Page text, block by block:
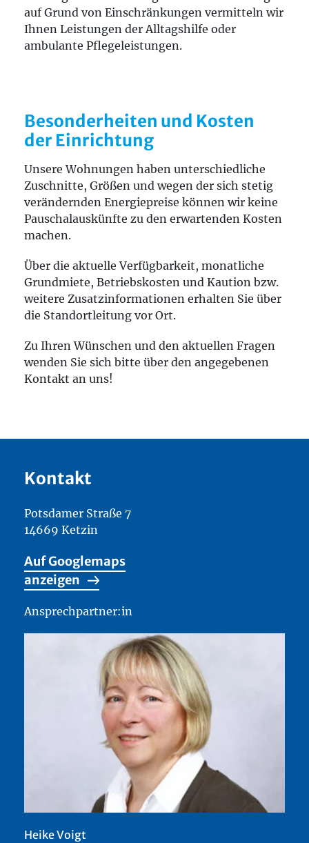
auf Grund von Einschränkungen vermitteln wir
Ihnen Leistungen der Alltagshilfe oder
ambulante Pflegeleistungen.
Besonderheiten und Kosten
der Einrichtung
Unsere Wohnungen haben unterschiedliche
Zuschnitte, Größen und wegen der sich stetig
verändernden Energiepreise können wir keine
Pauschalauskünfte zu den erwartenden Kosten
machen.
Über die aktuelle Verfügbarkeit, monatliche
Grundmiete, Betriebskosten und Kaution bzw.
weitere Zusatzinformationen erhalten Sie über
die Standortleitung vor Ort.
Zu Ihren Wünschen und den aktuellen Fragen
wenden Sie sich bitte über den angegebenen
Kontakt an uns!
Kontakt
Potsdamer Straße 7
14669 Ketzin
Auf Googlemaps
anzeigen
Ansprechpartner:in
Heike Voigt